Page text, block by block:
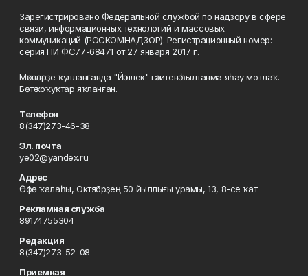
Зарегистрировано Федеральной службой по надзору в сфере
связи, информационных технологий и массовых
коммуникаций (РОСКОМНАДЗОР). Регистрационный номер:
серия ПИ ФС77-68471 от 27 января 2017 г.
Мәҡәләләрҙе ҡулланғанда "Йәшлек" гәзитенә һылтанма яһау мотлаҡ.
Бөтә хоҡуҡтар яҡланған.
Телефон
8(347)273-46-38
Эл. почта
ye02@yandex.ru
Адрес
Өфө ҡалаһы, Октябрҙең 50 йыллығы урамы, 13, 8-се ҡат
Рекламная служба
89174755304
Редакция
8(347)273-52-08
Приемная